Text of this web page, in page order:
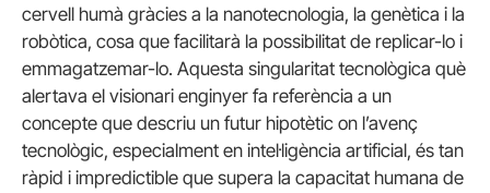
cervell humà gràcies a la nanotecnologia, la genètica i la
robòtica, cosa que facilitarà la possibilitat de replicar-lo i
emmagatzemar-lo. Aquesta singularitat tecnològica què
alertava el visionari enginyer fa referència a un
concepte que descriu un futur hipotètic on l’avenç
tecnològic, especialment en intel·ligència artificial, és tan
ràpid i impredictible que supera la capacitat humana de